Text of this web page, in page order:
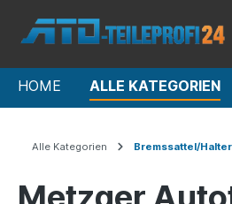
HOME ALLE KATEGORIEN
Alle Kategorien Bremssattel/